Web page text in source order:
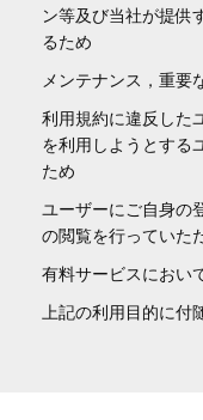
ン等及び当社が提供
るため
メンテナンス，重要
利用規約に違反した
を利用しようとする
ため
ユーザーにご自身の
の閲覧を行っていた
有料サービスにおい
上記の利用目的に付